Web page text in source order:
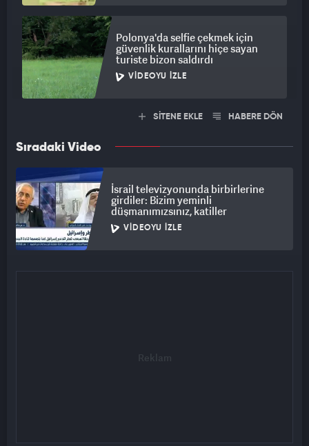
Polonya'da selfie çekmek için
güvenlik kurallarını hiçe sayan
turiste bizon saldırdı
VIDEOYU İZLE
SİTENE EKLE HABERE DÖN
Sıradaki Video
İsrail televizyonunda birbirlerine
girdiler: Bizim yeminli
düşmanımızsınız, katiller
VIDEOYU İZLE